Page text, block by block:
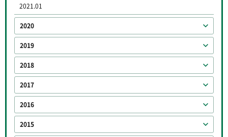
2021.01
2020
2019
2018
2017
2016
2015